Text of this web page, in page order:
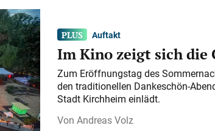
Auftakt
Im Kino zeigt sich die
Zum Eröffnungstag des
den traditionellen Dankeschön-
Stadt Kirchheim einlädt.
Andreas Volz